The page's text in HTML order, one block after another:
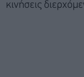
κινήσεις